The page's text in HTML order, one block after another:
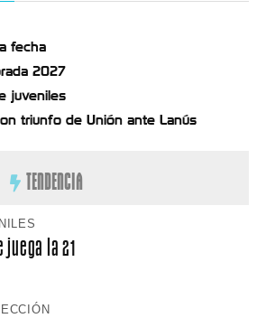
fecha
2027
juveniles
triunfo de Unión ante Lanús
TENDENCIA
juega la 21